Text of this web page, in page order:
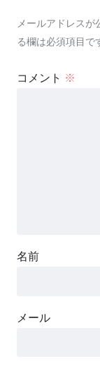
メールアドレスが
る欄は必須項目で
コメント ※
名前
メール